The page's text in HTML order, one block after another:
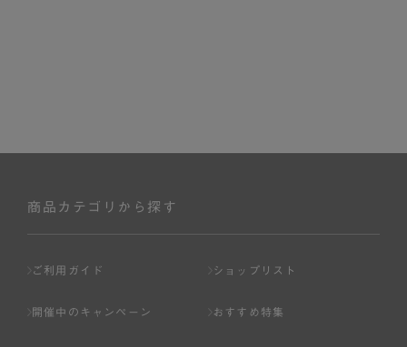
商品カテゴリから探す
ご利用ガイド ショップリスト
開催中のキャンペーン おすすめ特集